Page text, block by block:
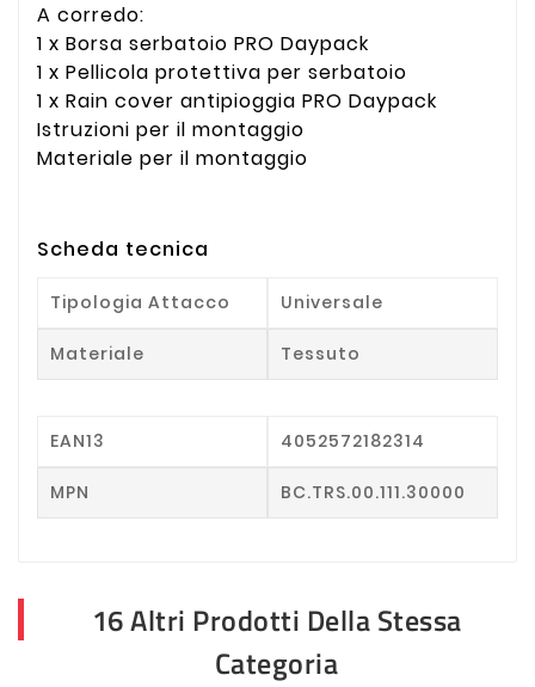
A corredo:
1 x Borsa serbatoio PRO Daypack
1 x Pellicola protettiva per serbatoio
1 x Rain cover antipioggia PRO Daypack
Istruzioni per il montaggio
Materiale per il montaggio
Scheda tecnica
Tipologia Attacco Universale
Materiale Tessuto
EAN13 4052572182314
MPN BC.TRS.00.111.30000
16 Altri Prodotti Della Stessa
Categoria